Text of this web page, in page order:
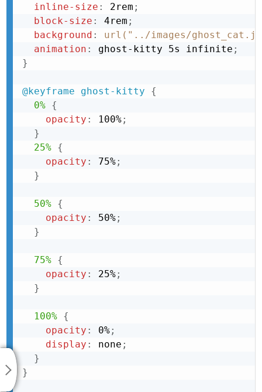
inline-size : 2rem ;
block-size : 4rem ;
background :
url("../images/
animation : ghost-kitty 5s infinite ;
}
@keyframe ghost-kitty
{
0% {
opacity : 100%;
}
25% {
opacity : 75%;
}
50% {
opacity : 50%;
}
75% {
opacity : 25%;
}
100% {
opacity : 0%;
display : none ;
}
}